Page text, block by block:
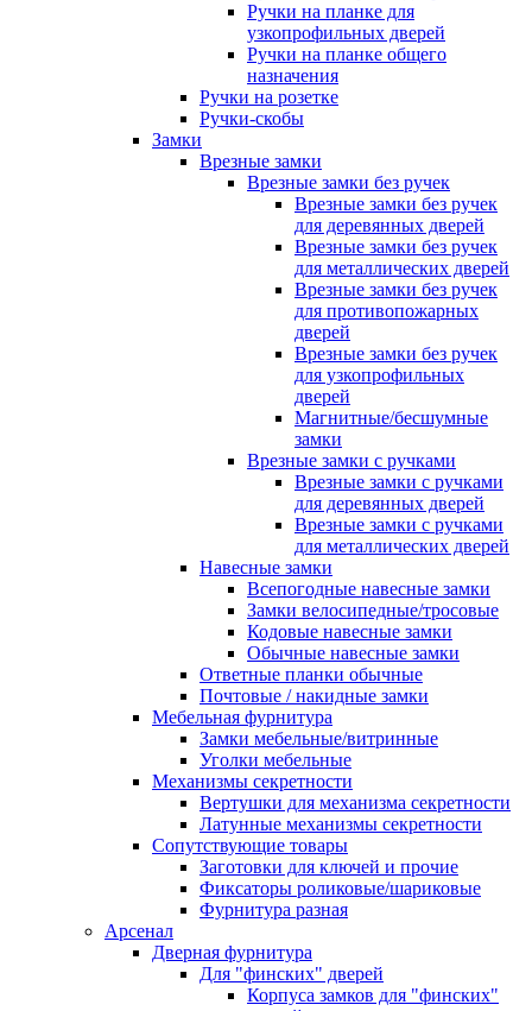
Ручки на планке для
узкопрофильных дверей
Ручки на планке общего
назначения
Ручки на розетке
Ручки-скобы
Замки
Врезные замки
Врезные замки без ручек
Врезные замки без ручек
для деревянных дверей
Врезные замки без ручек
для металлических дверей
Врезные замки без ручек
для противопожарных
дверей
Врезные замки без ручек
для узкопрофильных
дверей
Магнитные/бесшумные
замки
Врезные замки с ручками
Врезные замки с ручками
для деревянных дверей
Врезные замки с ручками
для металлических дверей
Навесные замки
Всепогодные навесные замки
Замки велосипедные/тросовые
Кодовые навесные замки
Обычные навесные замки
Ответные планки обычные
Почтовые / накидные замки
Мебельная фурнитура
Замки мебельные/витринные
Уголки мебельные
Механизмы секретности
Вертушки для механизма секретности
Латунные механизмы секретности
Сопутствующие товары
Заготовки для ключей и прочие
Фиксаторы роликовые/шариковые
Фурнитура разная
Арсенал
Дверная фурнитура
Для "финских" дверей
Корпуса замков для "финских"